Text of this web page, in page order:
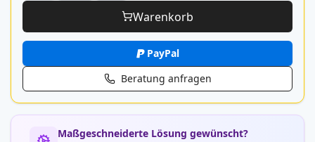
Warenkorb
PayPal
Beratung anfragen
Maßgeschneiderte Lösung gewünscht?